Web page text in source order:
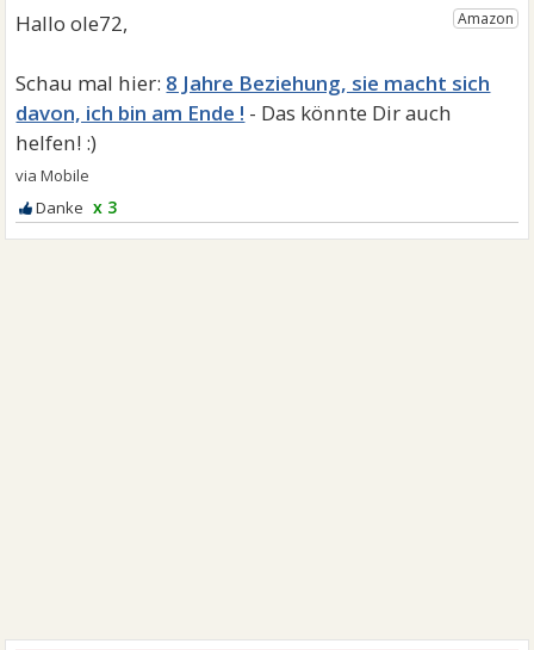
8 Jahre Beziehung, sie macht sich
davon, ich bin am Ende !
x 3